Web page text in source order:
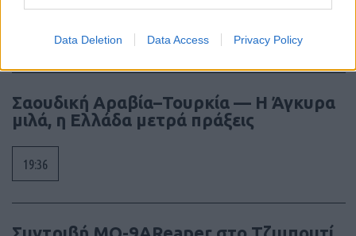
Data Deletion Data Access Privacy Policy
Σαουδική Αραβία–Τουρκία — Η Άγκυρα
μιλά, η Ελλάδα μετρά πράξεις
19:36